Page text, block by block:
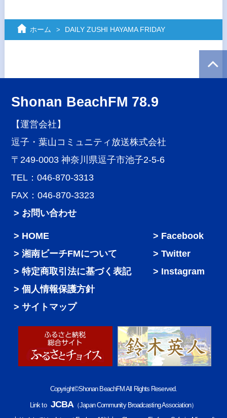
ホーム DAILY ZUSHI HAYAMA FRIDAY
Shonan BeachFM 78.9
【運営会社】
逗子・葉山コミュニティ放送株式会社
〒249-0003 神奈川県逗子市池子2-5-6
TEL：046-870-3313
FAX：046-870-3323
> お問い合わせ
HOME
湘南ビーチFMについて
特定商取引法に基づく表記
個人情報保護方針
サイトマップ
Facebook
Twitter
Instagram
Copyright©Shonan BeachFM All Rights Reserved.
Link to JCBA（Japan Community Broadcasting Association）